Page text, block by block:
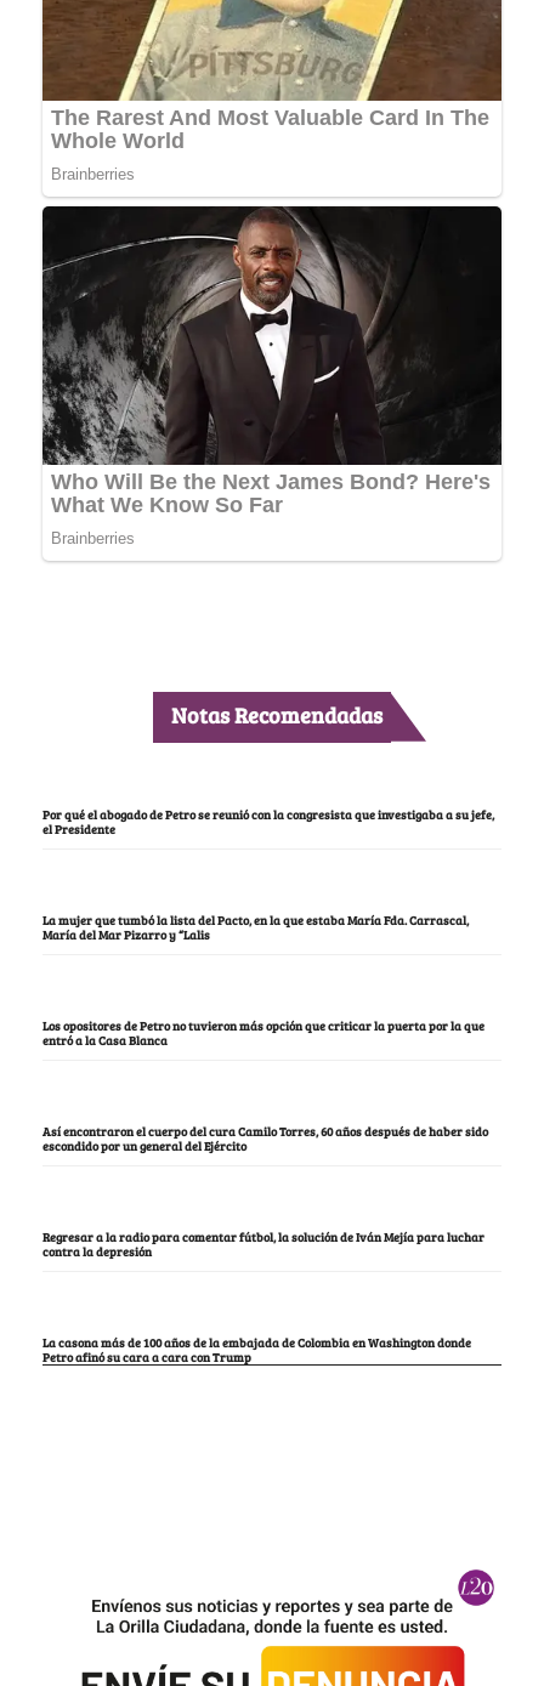
Notas Recomendadas
Por qué el abogado de Petro se reunió con la congresista que investigaba a su jefe,
el Presidente
La mujer que tumbó la lista del Pacto, en la que estaba María Fda. Carrascal,
María del Mar Pizarro y “Lalis
Los opositores de Petro no tuvieron más opción que criticar la puerta por la que
entró a la Casa Blanca
Así encontraron el cuerpo del cura Camilo Torres, 60 años después de haber sido
escondido por un general del Ejército
Regresar a la radio para comentar fútbol, la solución de Iván Mejía para luchar
contra la depresión
La casona más de 100 años de la embajada de Colombia en Washington donde
Petro afinó su cara a cara con Trump